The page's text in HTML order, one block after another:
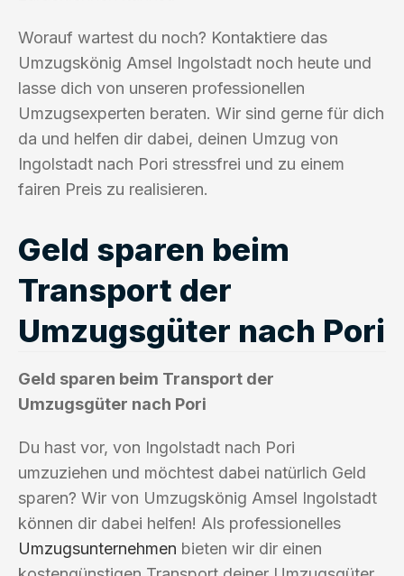
Worauf wartest du noch? Kontaktiere das
Umzugskönig Amsel Ingolstadt noch heute und
lasse dich von unseren professionellen
Umzugsexperten beraten. Wir sind gerne für dich
da und helfen dir dabei, deinen Umzug von
Ingolstadt nach Pori stressfrei und zu einem
fairen Preis zu realisieren.
Geld sparen beim
Transport der
Umzugsgüter nach Pori
Geld sparen beim Transport der
Umzugsgüter nach Pori
Du hast vor, von Ingolstadt nach Pori
umzuziehen und möchtest dabei natürlich Geld
sparen? Wir von Umzugskönig Amsel Ingolstadt
können dir dabei helfen! Als professionelles
Umzugsunternehmen bieten wir dir einen